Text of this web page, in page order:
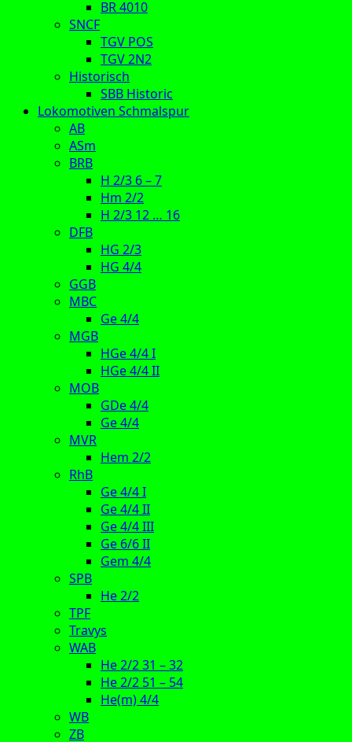
BR 4010
SNCF
TGV POS
TGV 2N2
Historisch
SBB Historic
Lokomotiven Schmalspur
AB
ASm
BRB
H 2/3 6 – 7
Hm 2/2
H 2/3 12 … 16
DFB
HG 2/3
HG 4/4
GGB
MBC
Ge 4/4
MGB
HGe 4/4 I
HGe 4/4 II
MOB
GDe 4/4
Ge 4/4
MVR
Hem 2/2
RhB
Ge 4/4 I
Ge 4/4 II
Ge 4/4 III
Ge 6/6 II
Gem 4/4
SPB
He 2/2
TPF
Travys
WAB
He 2/2 31 – 32
He 2/2 51 – 54
He(m) 4/4
WB
ZB